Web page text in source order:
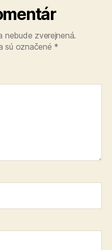
nebude zverejnená.
sú označené *